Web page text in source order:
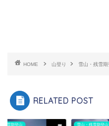
HOME 山登り 雪山・残雪期
RELATED POST
残雪期登山 雪山・残雪期登山